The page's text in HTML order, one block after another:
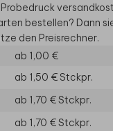
bestellen? Dann
den Preisrechner.
ab 1,00 €
ab 1,50 €Stckpr.
ab 1,70 €Stckpr.
ab 1,70 €Stckpr.